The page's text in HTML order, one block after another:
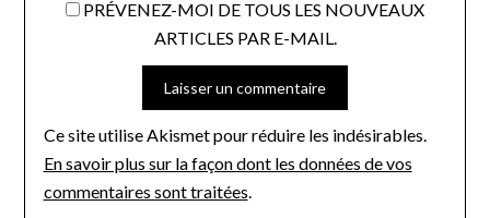
PRÉVENEZ-MOI DE TOUS LES NOUVEAUX
ARTICLES PAR E-MAIL.
Ce site utilise Akismet pour réduire les indésirables.
En savoir plus sur la façon dont les données de vos
commentaires sont traitées.